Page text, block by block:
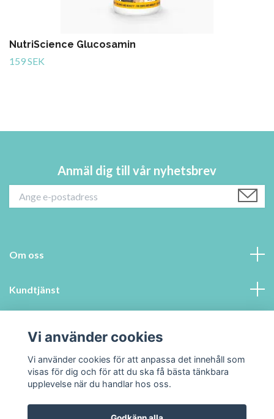
NutriScience Glucosamin
159 SEK
Anmäl dig till vår nyhetsbrev
Om oss
Kundtjänst
Sociala medier
Vi använder cookies
Vi använder cookies för att anpassa det innehåll som
visas för dig och för att du ska få bästa tänkbara
upplevelse när du handlar hos oss.